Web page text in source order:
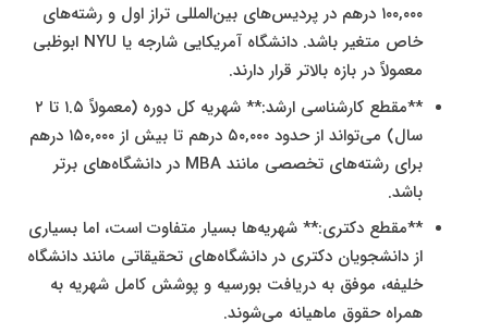
۱۰۰,۰۰۰ درهم در پردیس‌های بین‌المللی تراز اول و رشته‌های
خاص متغیر باشد. دانشگاه آمریکایی شارجه یا NYU ابوظبی
معمولاً در بازه بالاتر قرار دارند.
**مقطع کارشناسی ارشد:** شهریه کل دوره (معمولاً ۱.۵ تا ۲
سال) می‌تواند از حدود ۵۰,۰۰۰ درهم تا بیش از ۱۵۰,۰۰۰ درهم
برای رشته‌های تخصصی مانند MBA در دانشگاه‌های برتر
باشد.
**مقطع دکتری:** شهریه‌ها بسیار متفاوت است، اما بسیاری
از دانشجویان دکتری در دانشگاه‌های تحقیقاتی مانند دانشگاه
خلیفه، موفق به دریافت بورسیه و پوشش کامل شهریه به
همراه حقوق ماهیانه می‌شوند.